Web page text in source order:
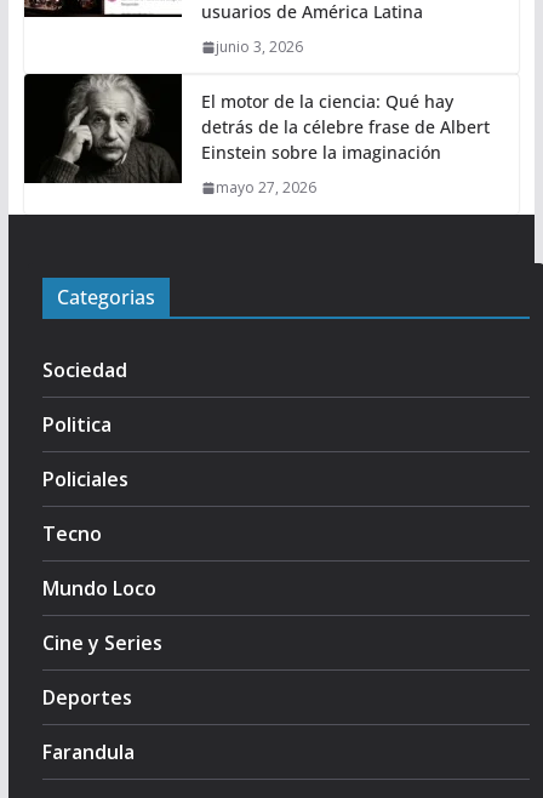
usuarios de América Latina
junio 3, 2026
El motor de la ciencia: Qué hay
detrás de la célebre frase de Albert
Einstein sobre la imaginación
mayo 27, 2026
Categorias
Sociedad
Politica
Policiales
Tecno
Mundo Loco
Cine y Series
Deportes
Farandula